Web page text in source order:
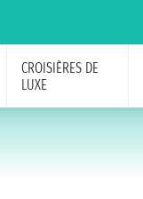
CROISIÈRES DE
LUXE